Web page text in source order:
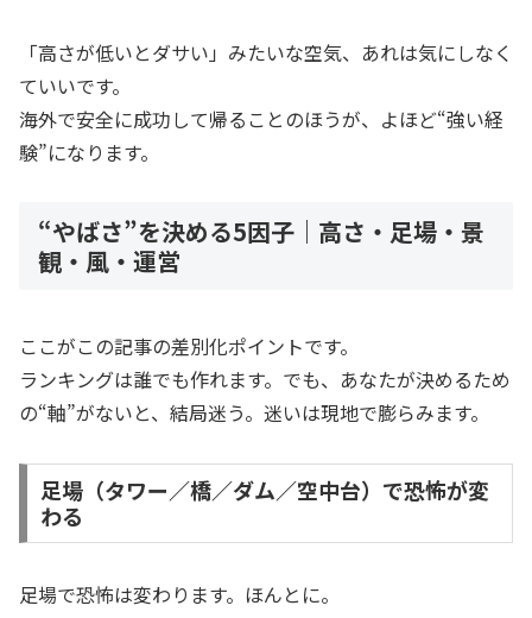
「高さが低いとダサい」みたいな空気、あれは気にしなく
ていいです。
海外で安全に成功して帰ることのほうが、よほど“強い経
験”になります。
“やばさ”を決める5因子｜高さ・足場・景
観・風・運営
ここがこの記事の差別化ポイントです。
ランキングは誰でも作れます。でも、あなたが決めるため
の“軸”がないと、結局迷う。迷いは現地で膨らみます。
足場（タワー／橋／ダム／空中台）で恐怖が変
わる
足場で恐怖は変わります。ほんとに。